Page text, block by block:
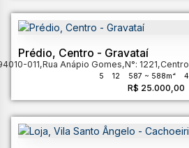
Prédio, Centro - Gravataí
R$ 25.000,00
011,Rua Anápio Gomes,N°: 1221,Centro
5 12 587 ~ 588m² 4